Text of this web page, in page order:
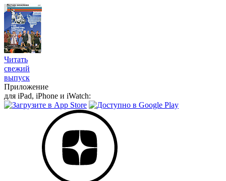
Читать
свежий
выпуск
Приложение
для iPad, iPhone и iWatch: